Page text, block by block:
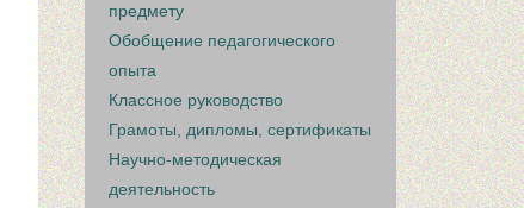
предмету
Обобщение педагогического
опыта
Классное руководство
Грамоты, дипломы, сертификаты
Научно-методическая
деятельность